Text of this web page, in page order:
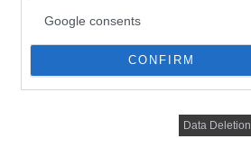
Google consents
CONFIRM
Data Deletion